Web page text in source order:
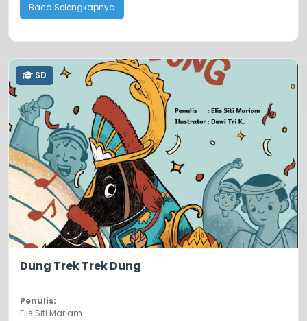
Baca Selengkapnya
SD
Dung Trek Trek Dung
Penulis:
Elis Siti Mariam